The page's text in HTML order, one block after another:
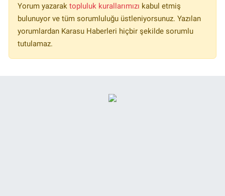
Yorum yazarak topluluk kurallarımızı kabul etmiş
bulunuyor ve tüm sorumluluğu üstleniyorsunuz. Yazılan
yorumlardan Karasu Haberleri hiçbir şekilde sorumlu
tutulamaz.